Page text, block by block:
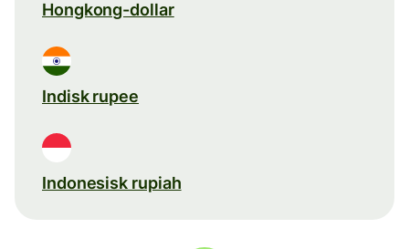
Hongkong-dollar
Indisk rupee
Indonesisk rupiah